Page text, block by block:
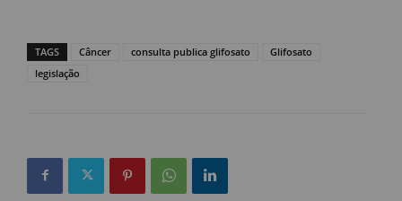
TAGS Câncer consulta publica glifosato
Glifosato
legislação